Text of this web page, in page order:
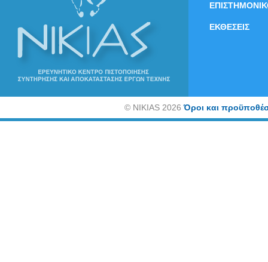
ΕΚΘΕΣΕΙΣ
©NIKIAS 2026Όροι και